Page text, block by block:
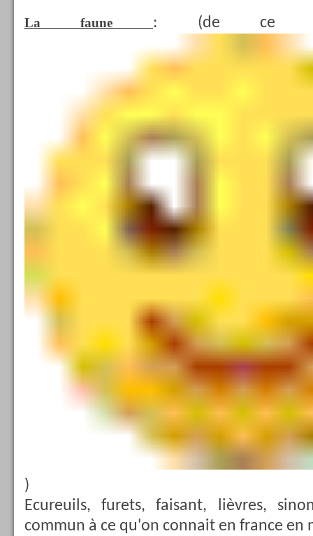
La faune : (de ce
)
Ecureuils, furets, faisant, lièvres,
commun à ce qu'on connait en france en